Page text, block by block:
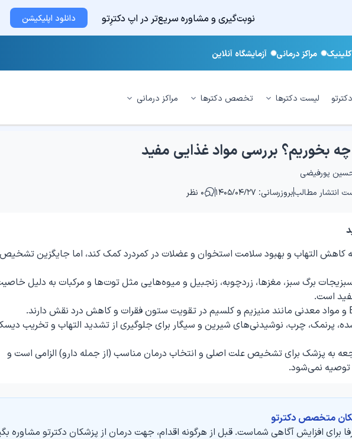
نوبت‌گیری و مشاوره سریع‌تر در اپ دکترِتو دانلود اپلیکیشن
کلینیک مراکز درمانی آزمایشگاه آنلاین
دکترتو لیست دکترها تخصص دکترها مراکز درمانی
چه بخوریم؟ بررسی مواد غذایی مفید
پورفیضی
انتشار مطالببروزرسانی: ۱۴۰۵/۰۴/۲۷ ۰ نظر
کاهش التهاب و بهبود سلامت استخوان و عضلات در کمردرد کمک کند، اما جایگزین
برگ سبز، مغزها، زردچوبه، زنجبیل و میوه‌هایی مثل توت‌ها و مرکبات به دلیل
است.
پرنمک، چرب، نوشیدنی‌های شیرین و سیگار برای جلوگیری از تشدید التهاب و تخریب
به پزشک برای تشخیص علت اصلی و انتخاب درمان مناسب (از جمله دارو) الزامی است و
نمی‌شود.
متخصص دکترتو
برای افزایش آگاهی شماست. قبل از هرگونه اقدام، جهت درمان از پزشکان دکترتو مشاوره